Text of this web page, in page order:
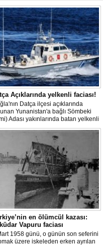
Açıklarında yelkenli faciası!
Datça ilçesi açıklarında
Yunanistan'a bağlı Sömbeki
Adası yakınlarında batan yelkenli
9 kişiden 8'i sağ olarak
kaybolan 1 kişi için deniz
havadan geniş çaplı arama kurtarma
başlatıldı.
en ölümcül kazası:
Vapuru faciası
1958 günü, o günün son seferini
üzere iskeleden erken ayrılan